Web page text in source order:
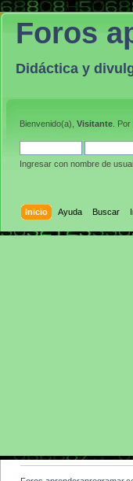
Foros
Didáctica y
Bienvenido(a), Visitante .
Ingresar con nombre de
Inicio Ayuda Buscar